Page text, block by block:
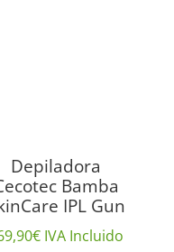
Depiladora
Bamba
IPL Gun
€ IVA Incluido